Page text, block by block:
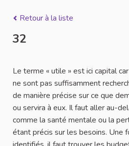
Retour à la liste
32
Le terme « utile » est ici capital
ne sont pas suffisamment
de manière précise sur ce que
ou servira à eux. Il faut aller au-
comme la santé mentale ou la
étant précis sur les besoins. Une